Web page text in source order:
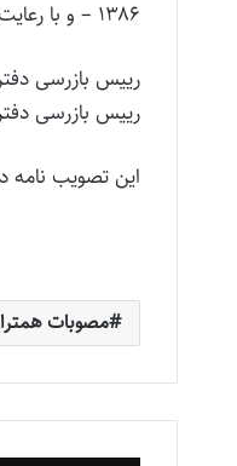
۱۳۸۶ – و با رعایت جزء (ط) بند (۱‏) تصویب نامه شماره ۱۵۸۷۹۵ /ت ۳۸۸۵۶هـ مورخ ۱ /۱۰ /۱۳۸۶ ‏تصویب نمودند:
‏رییس بازرسی
رییس بازرسی
این تصویب نامه در تاریخ ۱۴ /۲ /۱۳۹۰ به تأیید مقام محترم
مصوبات